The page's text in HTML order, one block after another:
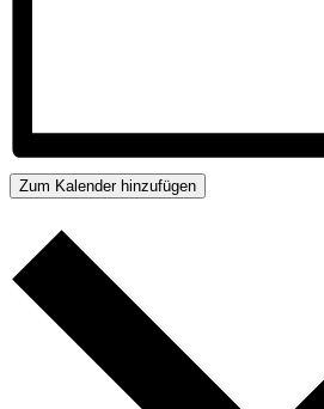
Zum Kalender hinzufügen